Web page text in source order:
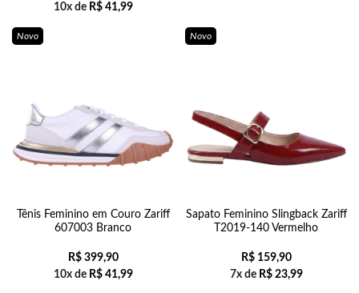
10x de R$41,99
Novo
Tênis Feminino em Couro Zariff
607003 Branco
R$399,90
10x de R$41,99
Novo
Sapato Feminino Slingback Zariff
T2019-140 Vermelho
R$159,90
7x de R$23,99